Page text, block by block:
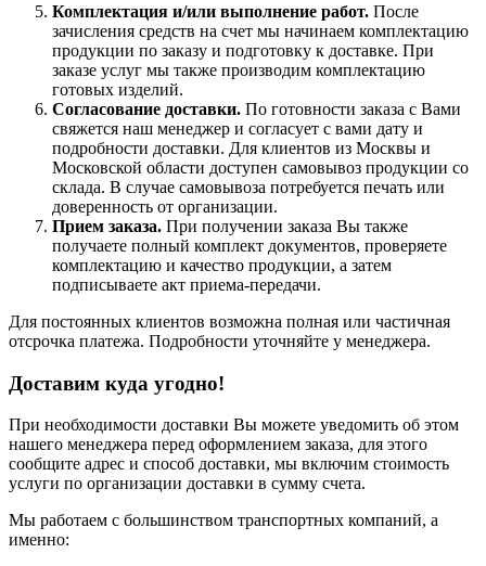
Комплектация и/или выполнение работ. После
зачисления средств на счет мы начинаем комплектацию
продукции по заказу и подготовку к доставке. При
заказе услуг мы также производим комплектацию
готовых изделий.
Согласование доставки. По готовности заказа с Вами
свяжется наш менеджер и согласует с вами дату и
подробности доставки. Для клиентов из Москвы и
Московской области доступен самовывоз продукции со
склада. В случае самовывоза потребуется печать или
доверенность от организации.
Прием заказа. При получении заказа Вы также
получаете полный комплект документов, проверяете
комплектацию и качество продукции, а затем
подписываете акт приема-передачи.
Для постоянных клиентов возможна полная или частичная
отсрочка платежа. Подробности уточняйте у менеджера.
Доставим куда угодно!
При необходимости доставки Вы можете уведомить об этом
нашего менеджера перед оформлением заказа, для этого
сообщите адрес и способ доставки, мы включим стоимость
услуги по организации доставки в сумму счета.
Мы работаем с большинством транспортных компаний, а
именно: